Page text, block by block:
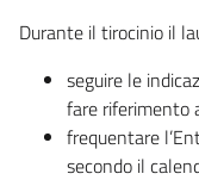
Durante il tirocinio il
seguire le
fare riferimento
frequentare
secondo il